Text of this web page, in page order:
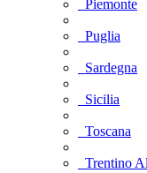
Piemonte
Puglia
Sardegna
Sicilia
Toscana
Trentino